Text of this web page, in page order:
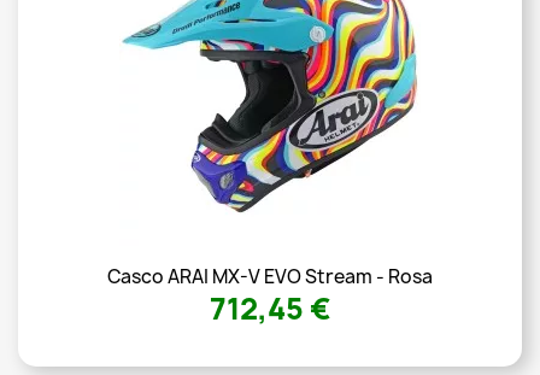
Casco ARAI MX-V EVO Stream - Rosa
712,45 €